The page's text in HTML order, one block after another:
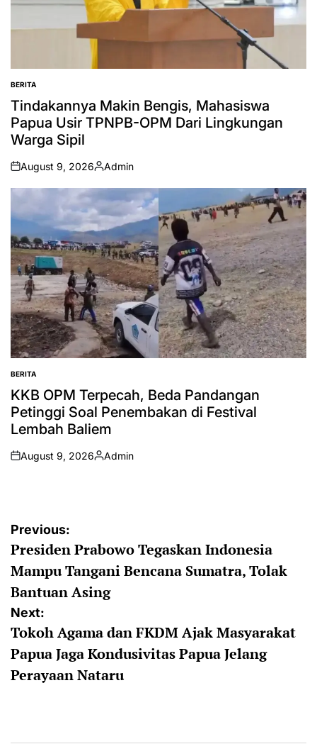
POSTED
IN
BERITA
Tindakannya Makin Bengis, Mahasiswa
Papua Usir TPNPB-OPM Dari Lingkungan
Warga Sipil
on
August 9, 2026
Posted
by
Admin
POSTED
IN
BERITA
KKB OPM Terpecah, Beda Pandangan
Petinggi Soal Penembakan di Festival
Lembah Baliem
on
August 9, 2026
Posted
Admin
Post
navigation
Previous:
Presiden Prabowo Tegaskan Indonesia
Mampu Tangani Bencana Sumatra, Tolak
Bantuan Asing
Next:
Tokoh Agama dan FKDM Ajak Masyarakat
Papua Jaga Kondusivitas Papua Jelang
Perayaan Nataru